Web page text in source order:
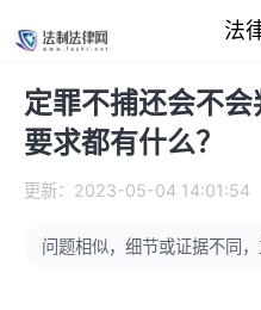
法
定罪不捕还会不
要求都有什么？
更新：2023-05-04 14:01:54
问题相似，细节或证据不同